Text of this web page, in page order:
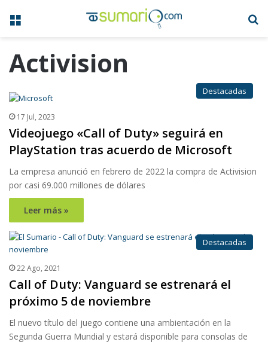
Menú
Activision
Destacadas
17 Jul, 2023
Videojuego «Call of Duty» seguirá en
PlayStation tras acuerdo de Microsoft
La empresa anunció en febrero de 2022 la compra de Activision
por casi 69.000 millones de dólares
Leer más »
Destacadas
22 Ago, 2021
Call of Duty: Vanguard se estrenará el
próximo 5 de noviembre
El nuevo título del juego contiene una ambientación en la
Segunda Guerra Mundial y estará disponible para consolas de